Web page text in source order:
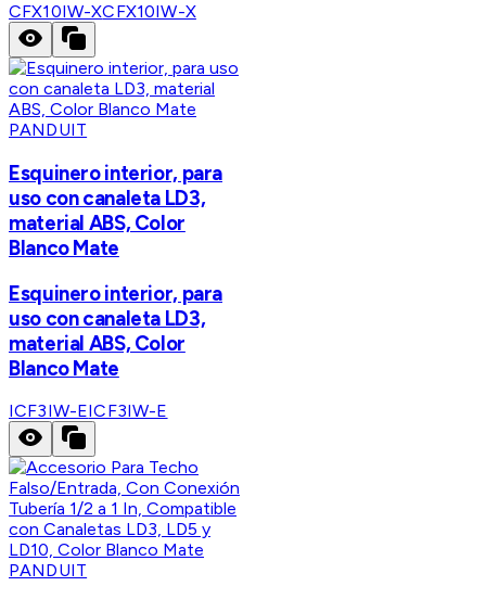
CFX10IW-XCFX10IW-X
PANDUIT
Esquinero interior, para
uso con canaleta LD3,
material ABS, Color
Blanco Mate
Esquinero interior, para
uso con canaleta LD3,
material ABS, Color
Blanco Mate
ICF3IW-EICF3IW-E
PANDUIT